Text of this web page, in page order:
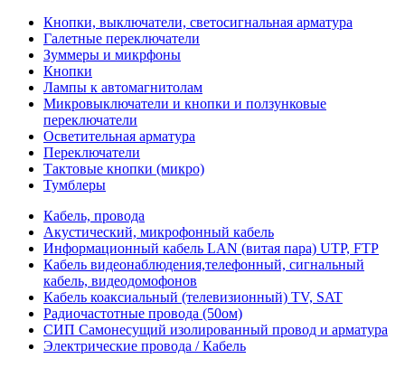
Кнопки, выключатели, светосигнальная арматура
Галетные переключатели
Зуммеры и микрфоны
Кнопки
Лампы к автомагнитолам
Микровыключатели и кнопки и ползунковые
переключатели
Осветительная арматура
Переключатели
Тактовые кнопки (микро)
Тумблеры
Кабель, провода
Акустический, микрофонный кабель
Информационный кабель LAN (витая пара) UTP, FTP
Кабель видеонаблюдения,телефонный, сигнальный
кабель, видеодомофонов
Кабель коаксиальный (телевизионный) TV, SAT
Радиочастотные провода (50ом)
СИП Самонесущий изолированный провод и арматура
Электрические провода / Кабель